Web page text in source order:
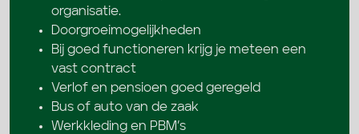
organisatie.
Doorgroeimogelijkheden
Bij goed functioneren krijg je meteen een
vast contract
Verlof en pensioen goed geregeld
Bus of auto van de zaak
Werkkleding en PBM’s